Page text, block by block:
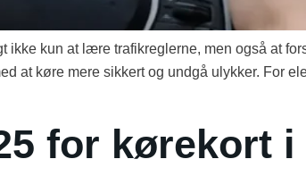
ikke kun at lære trafikreglerne, men også at
at køre mere sikkert og undgå ulykker. For
for kørekort